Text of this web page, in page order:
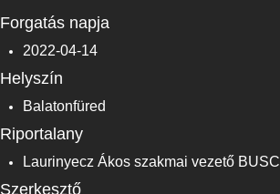
Forgatás napja
2022-04-14
Helyszín
Balatonfüred
Riportalany
Laurinyecz Ákos szakmai vezető BUSC
Szerkesztő